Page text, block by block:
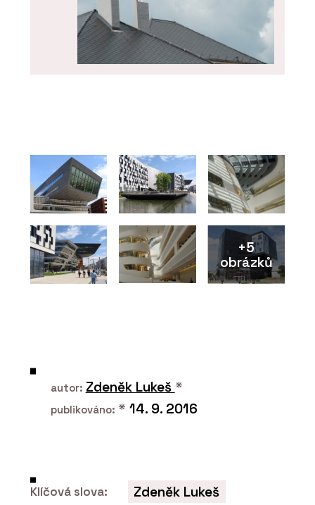
krytina Swisspearl
+5
obrázků
autor: Zdeněk Lukeš *
publikováno: * 14. 9. 2016
Klíčová slova:
Zdeněk Lukeš